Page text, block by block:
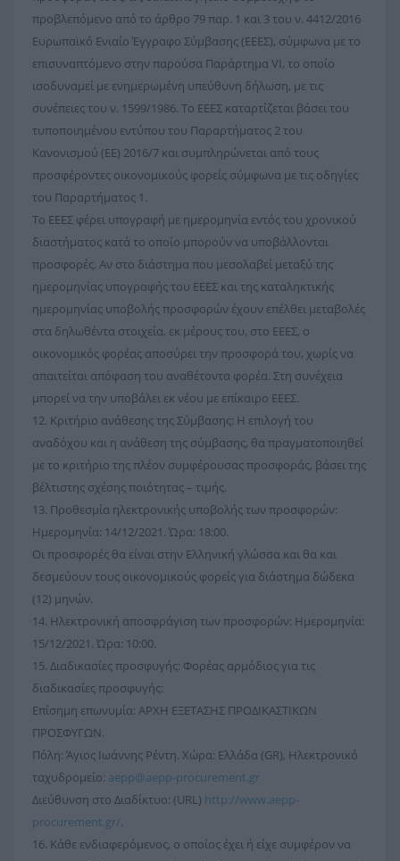
προβλεπόμενο από το άρθρο 79 παρ. 1 και 3 του ν. 4412/2016
Ευρωπαϊκό Ενιαίο Έγγραφο Σύμβασης (ΕΕΕΣ), σύμφωνα με το
επισυναπτόμενο στην παρούσα Παράρτημα VI, το οποίο
ισοδυναμεί με ενημερωμένη υπεύθυνη δήλωση, με τις
συνέπειες του ν. 1599/1986. Το ΕΕΕΣ καταρτίζεται βάσει του
τυποποιημένου εντύπου του Παραρτήματος 2 του
Κανονισμού (ΕΕ) 2016/7 και συμπληρώνεται από τους
προσφέροντες οικονομικούς φορείς σύμφωνα με τις οδηγίες
του Παραρτήματος 1.
Το ΕΕΕΣ φέρει υπογραφή με ημερομηνία εντός του χρονικού
διαστήματος κατά το οποίο μπορούν να υποβάλλονται
προσφορές. Αν στο διάστημα που μεσολαβεί μεταξύ της
ημερομηνίας υπογραφής του ΕΕΕΣ και της καταληκτικής
ημερομηνίας υποβολής προσφορών έχουν επέλθει μεταβολές
στα δηλωθέντα στοιχεία, εκ μέρους του, στο ΕΕΕΣ, ο
οικονομικός φορέας αποσύρει την προσφορά του, χωρίς να
απαιτείται απόφαση του αναθέτοντα φορέα. Στη συνέχεια
μπορεί να την υποβάλει εκ νέου με επίκαιρο ΕΕΕΣ.
12. Κριτήριο ανάθεσης της Σύμβασης: Η επιλογή του
αναδόχου και η ανάθεση της σύμβασης, θα πραγματοποιηθεί
με το κριτήριο της πλέον συμφέρουσας προσφοράς, βάσει της
βέλτιστης σχέσης ποιότητας – τιμής.
13. Προθεσμία ηλεκτρονικής υποβολής των προσφορών:
Ημερομηνία: 14/12/2021. Ώρα: 18:00.
Οι προσφορές θα είναι στην Ελληνική γλώσσα και θα και
δεσμεύουν τους οικονομικούς φορείς για διάστημα δώδεκα
(12) μηνών.
14. Ηλεκτρονική αποσφράγιση των προσφορών: Ημερομηνία:
15/12/2021. Ώρα: 10:00.
15. Διαδικασίες προσφυγής: Φορέας αρμόδιος για τις
διαδικασίες προσφυγής:
Επίσημη επωνυμία: ΑΡΧΗ ΕΞΕΤΑΣΗΣ ΠΡΟΔΙΚΑΣΤΙΚΩΝ
ΠΡΟΣΦΥΓΩΝ.
Πόλη: Άγιος Ιωάννης Ρέντη. Χώρα: Ελλάδα (GR), Ηλεκτρονικό
ταχυδρομείο: aepp@aepp-procurement.gr
Διεύθυνση στο Διαδίκτυο: (URL) http://www.aepp-
procurement.gr/.
16. Κάθε ενδιαφερόμενος, ο οποίος έχει ή είχε συμφέρον να